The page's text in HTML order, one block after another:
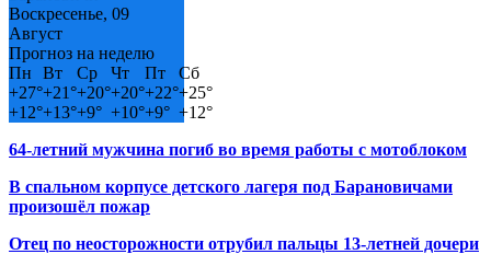
Воскресенье, 09
Август
Прогноз на неделю
Пн
Вт Ср Чт Пт
Сб
+27°+21°+20°+20°+22°+25°
+12°+13°+9° +10°+9° +12°
64-летний мужчина погиб во время работы с мотоблоком
В спальном корпусе детского лагеря под Барановичами
произошёл пожар
Отец по неосторожности отрубил пальцы 13-летней дочери